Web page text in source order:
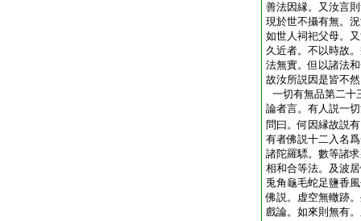
善法因縁。又汝言
現於世不攝有無。
如世人祠祀父母。
久近者。不以時故
法無實。但以諸法
故汝所説因是皆不然
一切有無品第二十
論者言。有人説一
問曰。何因縁故説
有者佛説十二入名
諸陀羅驃。數等諸
相和合等法。及波
兎角龜毛蛇足鹽香
佛説。虚空無轍跡
戲論。如來則無有